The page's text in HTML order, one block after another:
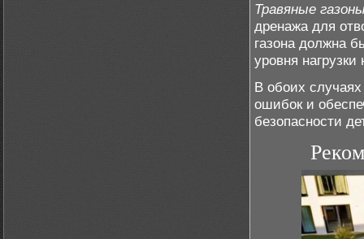
Травяные
дренажа для
газона должна
уровня
В обоих
ошибок и
безопасности